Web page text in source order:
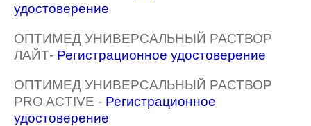
удостоверение
ОПТИМЕД УНИВЕРСАЛЬНЫЙ РАСТВОР
ЛАЙТ- Регистрационное удостоверение
ОПТИМЕД УНИВЕРСАЛЬНЫЙ РАСТВОР
PRO ACTIVE - Регистрационное
удостоверение